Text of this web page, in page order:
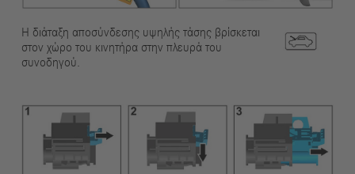
Η διάταξη αποσύνδεσης υψηλής τάσης βρίσκεται
στον χώρο του κινητήρα στην πλευρά του
συνοδηγού.